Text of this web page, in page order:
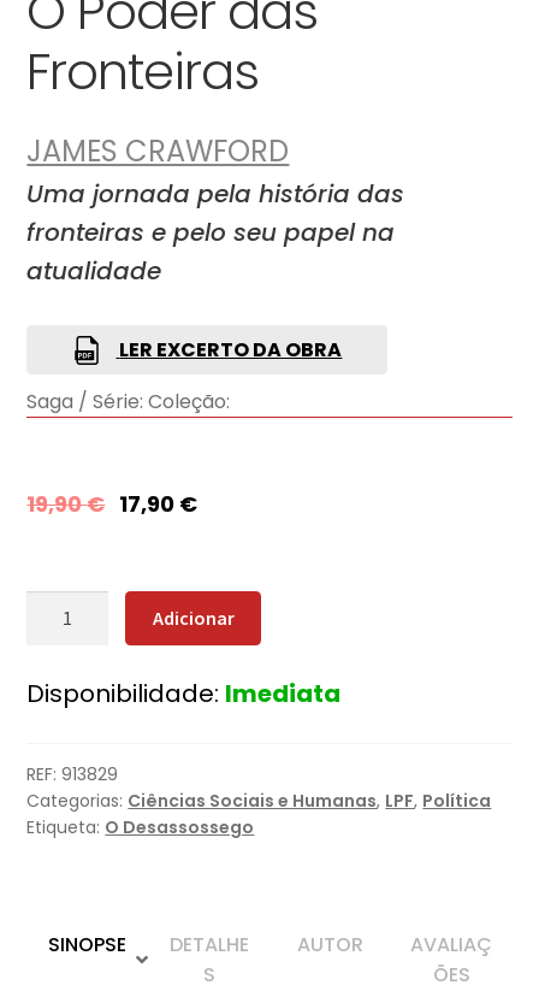
Fronteiras
JAMES CRAWFORD
Uma jornada pela história das
fronteiras e pelo seu papel na
atualidade
LER EXCERTO DA OBRA
Saga / Série: Coleção:
19,90€ 17,90 €
Quantidade
Poder
Adicionar
Disponibilidade: Imediata
REF:913829
Categorias: Ciências Sociais e Humanas, LPF, Política
Etiqueta: O Desassossego
SINOPSE
DETALHE
S
AUTOR
AVALIAÇ
ÕES